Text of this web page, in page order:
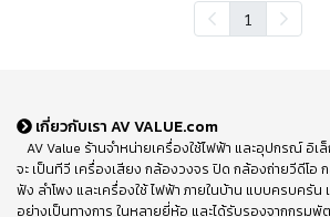
1
เกี่ยวกับเรา AV VALUE.com
AV Value ร้านจำหน่ายเครื่องใช้ไฟฟ้า และอุปกรณ์ อิ
จะ เป็นทีวี เครื่องเสียง กล้องวงจร ปิด กล้องถ่ายวีดีโอ
ฟัง ลำโพง และเครื่องใช้ ไฟฟ้า ภายในบ้าน แบบครบครัน
อย่างเป็นทางการ ในหลายยี่ห้อ และได้รับรองจากกรม